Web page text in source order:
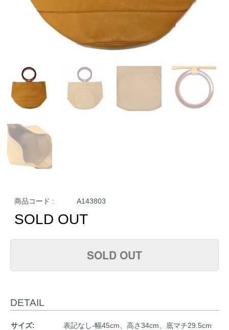
商品コード : A143803
SOLD OUT
SOLD OUT
DETAIL
サイズ: 表記なし-幅45cm、高さ34cm、底マチ29.5cm